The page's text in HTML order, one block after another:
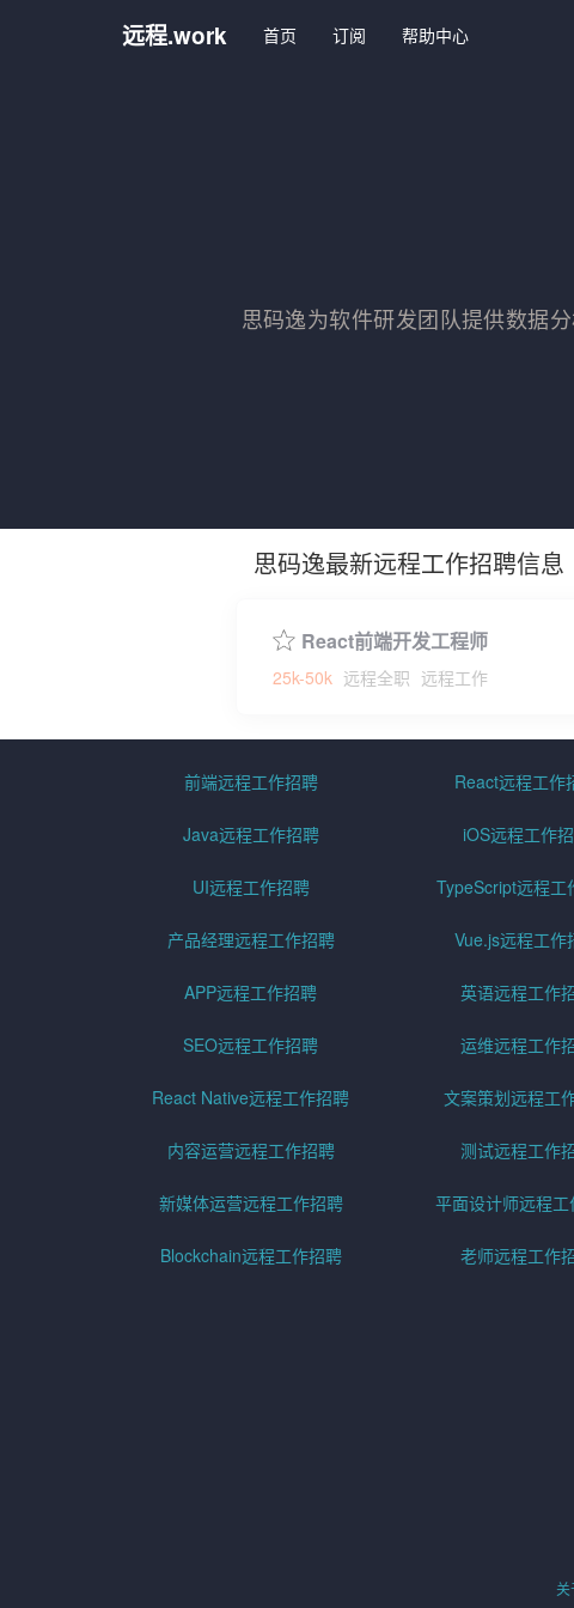
远程.work 首页 订阅 帮助中心
思码逸为软件研发团队提供数据
思码逸最新远程工作招聘信息
React前端开发工程师
25k-50k 远程全职 远程工作
前端远程工作招聘 React远程工作
Java远程工作招聘 iOS远程工作
UI远程工作招聘 TypeScript远程工
产品经理远程工作招聘 Vue.js远程工作
APP远程工作招聘 英语远程工作
SEO远程工作招聘 运维远程工作
React Native远程工作招聘 文案策划远程工
内容运营远程工作招聘 测试远程工作
新媒体运营远程工作招聘 平面设计师远程工
Blockchain远程工作招聘 老师远程工作